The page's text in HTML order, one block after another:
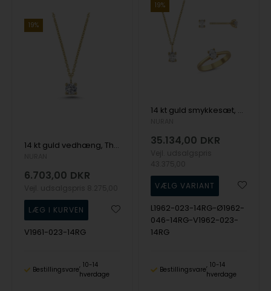
19%
14 kt guld vedhæng, The One serien fra Nuran med ialt 0,23 ct Diamant
6.703,00 DKR
V1961-023-14RG
Bestillingsvare
10-14
hverdage
19%
14 kt guld smykkesæt, The One Oval serien fra Nuran med ialt 0,92 ct Diamant
35.134,00 DKR
L1962-023-14RG-Ø1962-
046-14RG-V1962-023-
14RG
Bestillingsvare
10-14
hverdage